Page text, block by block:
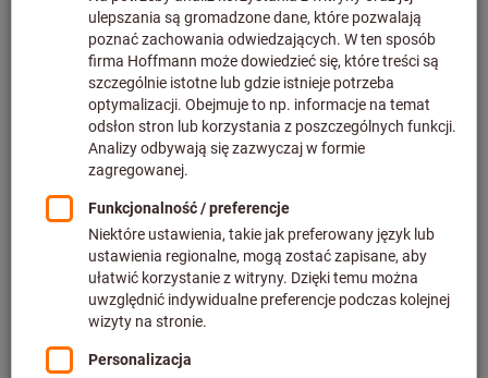
Hoffmann Group Perschmann
tel. +48 61 63095 58
serwis@perschmann.pl
ul. Romana Maya 22–24
61-371 Poznań / Wielkopolska
NIP: 7791902546, REGON: 631003814, KRS 0000057114
Jesteśmy do dyspozycji od pon. do czw. w godzinach 8:00 -
17:00, w pt. do 15:00.
Zapraszamy do kontaktu